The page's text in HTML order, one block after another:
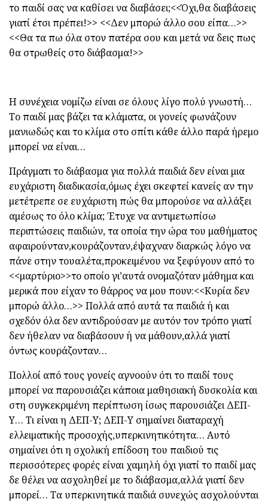
το παιδί σας να καθίσει να διαβάσει;<<Όχι,θα διαβάσεις
γιατί έτσι πρέπει!>> <<Δεν μπορώ άλλο σου είπα…>>
<<Θα τα πω όλα στον πατέρα σου και μετά να δεις πως
θα στρωθείς στο διάβασμα!>>
Η συνέχεια νομίζω είναι σε όλους λίγο πολύ γνωστή…
Το παιδί μας βάζει τα κλάματα, οι γονείς φωνάζουν
μανιωδώς και το κλίμα στο σπίτι κάθε άλλο παρά ήρεμο
μπορεί να είναι…
Πράγματι το διάβασμα για πολλά παιδιά δεν είναι μια
ευχάριστη διαδικασία,όμως έχει σκεφτεί κανείς αν την
μετέτρεπε σε ευχάριστη πώς θα μπορούσε να αλλάξει
αμέσως το όλο κλίμα; Έτυχε να αντιμετωπίσω
περιπτώσεις παιδιών, τα οποία την ώρα του μαθήματος
αφαιρούνταν,κουράζονταν,έψαχναν διαρκώς λόγο να
πάνε στην τουαλέτα,προκειμένου να ξεφύγουν από το
<<μαρτύριο>>το οποίο γι’αυτά ονομαζόταν μάθημα και
μερικά που είχαν το θάρρος να μου πουν:<<Κυρία δεν
μπορώ άλλο…>> Πολλά από αυτά τα παιδιά ή και
σχεδόν όλα δεν αντιδρούσαν με αυτόν τον τρόπο γιατί
δεν ήθελαν να διαβάσουν ή να μάθουν,αλλά γιατί
όντως κουράζονταν…
Πολλοί από τους γονείς αγνοούν ότι το παιδί τους
μπορεί να παρουσιάζει κάποια μαθησιακή δυσκολία και
στη συγκεκριμένη περίπτωση ίσως παρουσιάζει ΔΕΠ-
Υ… Τι είναι η ΔΕΠ-Υ; ΔΕΠ-Υ σημαίνει διαταραχή
ελλειματικής προσοχής,υπερκινητικότητα… Αυτό
σημαίνει ότι η σχολική επίδοση του παιδιού τις
περισσότερες φορές είναι χαμηλή όχι γιατί το παιδί μας
δε θέλει να ασχοληθεί με το διάβασμα,αλλά γιατί δεν
μπορεί… Τα υπερκινητικά παιδιά συνεχώς ασχολούνται